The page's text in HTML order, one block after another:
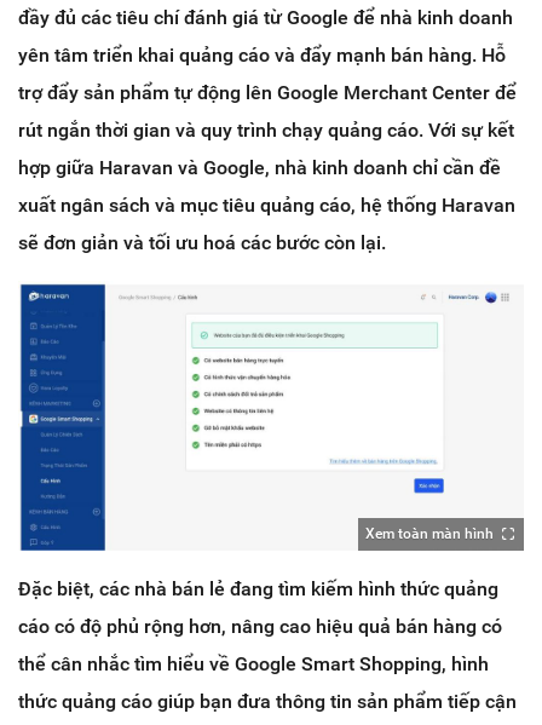
đầy đủ các tiêu chí đánh giá từ Google để nhà kinh doanh
yên tâm triển khai quảng cáo và đẩy mạnh bán hàng. Hỗ
trợ đẩy sản phẩm tự động lên Google Merchant Center để
rút ngắn thời gian và quy trình chạy quảng cáo. Với sự kết
hợp giữa Haravan và Google, nhà kinh doanh chỉ cần đề
xuất ngân sách và mục tiêu quảng cáo, hệ thống Haravan
sẽ đơn giản và tối ưu hoá các bước còn lại.
Xem toàn màn hình
Đặc biệt, các nhà bán lẻ đang tìm kiếm hình thức quảng
cáo có độ phủ rộng hơn, nâng cao hiệu quả bán hàng có
thể cân nhắc tìm hiểu về Google Smart Shopping, hình
thức quảng cáo giúp bạn đưa thông tin sản phẩm tiếp cận